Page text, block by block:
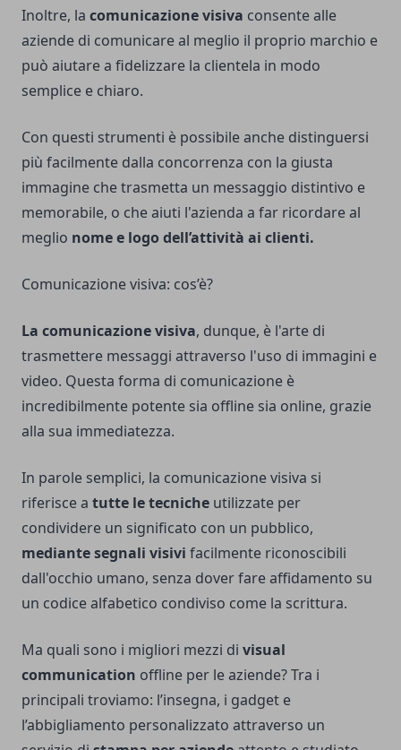
Inoltre, la comunicazione visiva consente alle
aziende di comunicare al meglio il proprio marchio e
può aiutare a fidelizzare la clientela in modo
semplice e chiaro.
Con questi strumenti è possibile anche distinguersi
più facilmente dalla concorrenza con la giusta
immagine che trasmetta un messaggio distintivo e
memorabile, o che aiuti l'azienda a far ricordare al
meglio nome e logo dell’attività ai clienti.
Comunicazione visiva: cos’è?
La comunicazione visiva, dunque, è l'arte di
trasmettere messaggi attraverso l'uso di immagini e
video. Questa forma di comunicazione è
incredibilmente potente sia offline sia online, grazie
alla sua immediatezza.
In parole semplici, la comunicazione visiva si
riferisce a tutte le tecniche utilizzate per
condividere un significato con un pubblico,
mediante segnali visivi facilmente riconoscibili
dall'occhio umano, senza dover fare affidamento su
un codice alfabetico condiviso come la scrittura.
Ma quali sono i migliori mezzi di visual
communication offline per le aziende? Tra i
principali troviamo: l’insegna, i gadget e
l’abbigliamento personalizzato attraverso un